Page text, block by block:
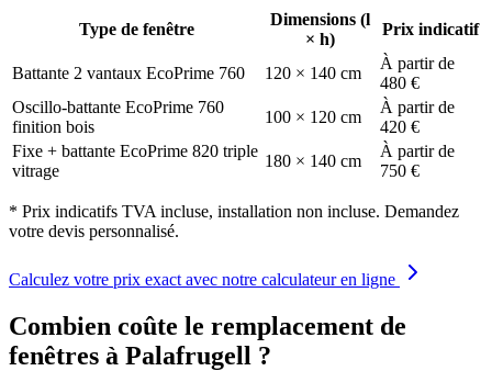
Type de fenêtre
Dimensions (l
× h)
Prix indicatif
Battante 2 vantaux EcoPrime 760 120 × 140 cm
À partir de
480 €
Oscillo-battante EcoPrime 760
finition bois
100 × 120 cm
À partir de
420 €
Fixe + battante EcoPrime 820 triple
vitrage
180 × 140 cm
À partir de
750 €
* Prix indicatifs TVA incluse, installation non incluse. Demandez
votre devis personnalisé.
Calculez votre prix exact avec notre calculateur en ligne
Combien coûte le remplacement de
fenêtres à Palafrugell ?